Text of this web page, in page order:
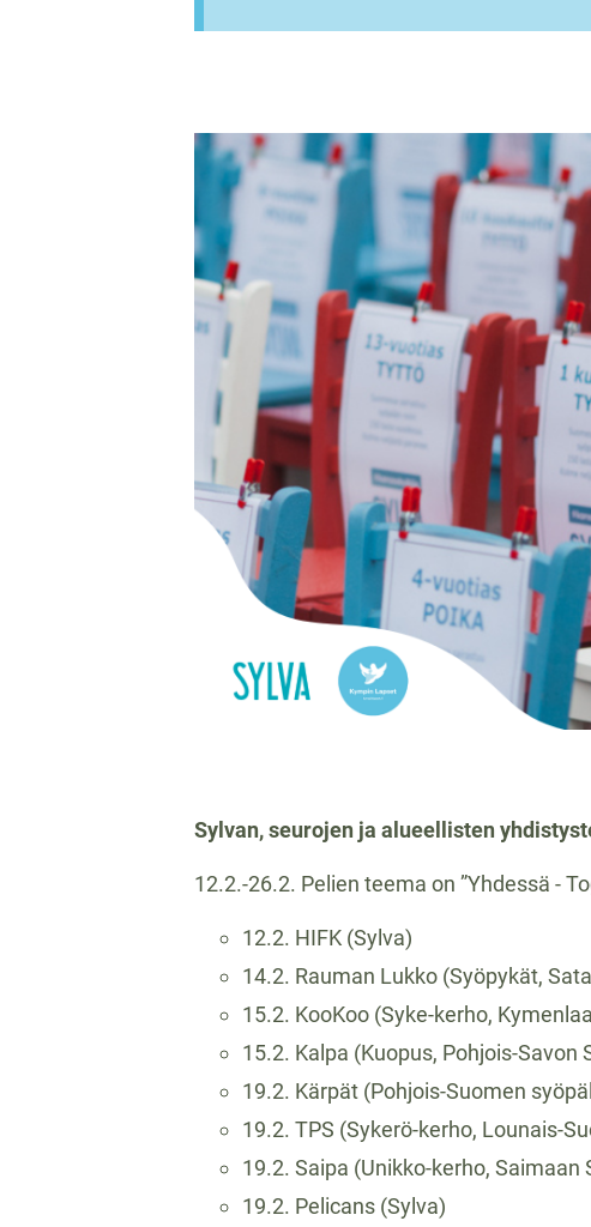
Sylvan, seurojen ja alueellisten
12.2.-26.2. Pelien teema on ”Yhdessä -
12.2. HIFK (Sylva)
14.2. Rauman Lukko (Syöpykät,
15.2. KooKoo (Syke-kerho,
15.2. Kalpa (Kuopus, Pohjois-Savon
19.2. Kärpät (Pohjois-Suomen
19.2. TPS (Sykerö-kerho, Lounais-
19.2. Saipa (Unikko-kerho, Saimaan
19.2. Pelicans (Sylva)